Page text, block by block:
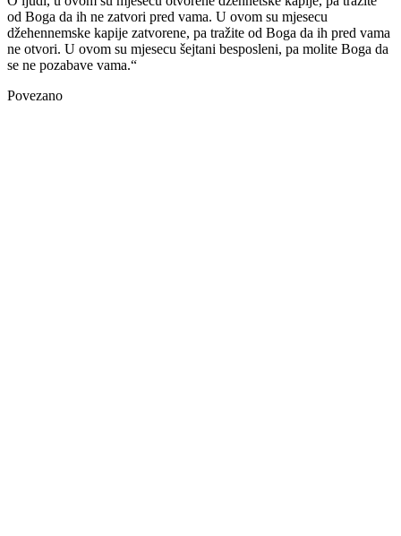
od Boga da ih ne zatvori pred vama. U ovom su mjesecu
džehennemske kapije zatvorene, pa tražite od Boga da ih pred vama
ne otvori. U ovom su mjesecu šejtani besposleni, pa molite Boga da
se ne pozabave vama.“
Povezano